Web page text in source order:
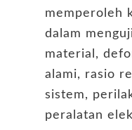
memperoleh
dalam
material,
alami, rasio
sistem,
peralatan